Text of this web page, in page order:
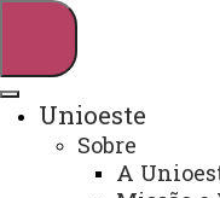
Unioeste
Sobre
A